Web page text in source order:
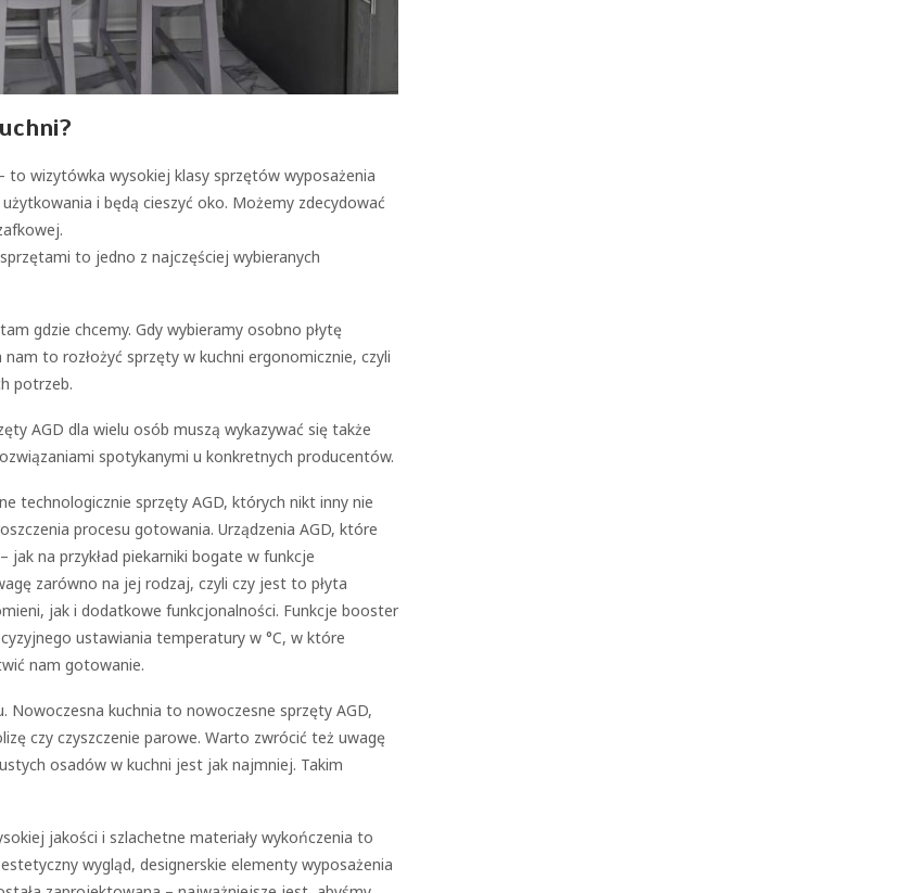
to wizytówka wysokiej klasy sprzętów wyposażenia
i będą cieszyć oko. Możemy zdecydować
to jedno z najczęściej wybieranych
gdzie chcemy. Gdy wybieramy osobno płytę
to rozłożyć sprzęty w kuchni ergonomicznie, czyli
potrzeb.
AGD dla wielu osób muszą wykazywać się także
spotykanymi u konkretnych producentów.
technologicznie sprzęty AGD, których nikt inny nie
procesu gotowania. Urządzenia AGD, które
jak na przykład piekarniki bogate w funkcje
zarówno na jej rodzaj, czyli czy jest to płyta
jak i dodatkowe funkcjonalności. Funkcje booster
ustawiania temperatury w °C, w które
nam gotowanie.
Nowoczesna kuchnia to nowoczesne sprzęty AGD,
czy czyszczenie parowe. Warto zwrócić też uwagę
osadów w kuchni jest jak najmniej. Takim
jakości i szlachetne materiały wykończenia to
wygląd, designerskie elementy wyposażenia